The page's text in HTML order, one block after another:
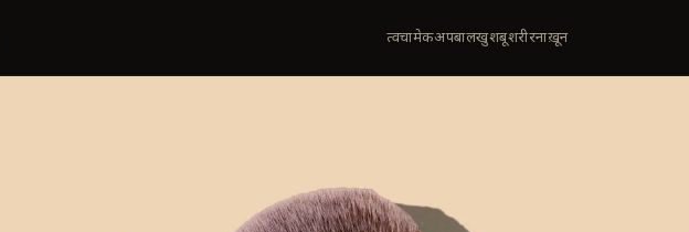
त्वचामेकअपबालखुशबूशरीरनाख़ून